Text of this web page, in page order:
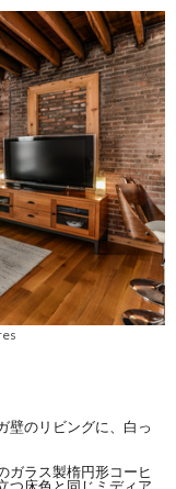
壁のリビングに、白っ
ガラス製楕円形コーヒ